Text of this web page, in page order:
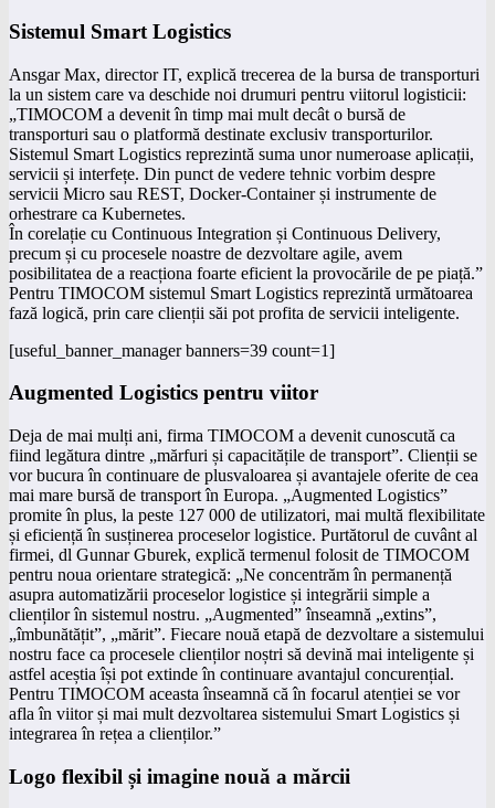
Sistemul Smart Logistics
Ansgar Max, director IT, explică trecerea de la bursa de transporturi
la un sistem care va deschide noi drumuri pentru viitorul logisticii:
„TIMOCOM a devenit în timp mai mult decât o bursă de
transporturi sau o platformă destinate exclusiv transporturilor.
Sistemul Smart Logistics reprezintă suma unor numeroase aplicații,
servicii și interfețe. Din punct de vedere tehnic vorbim despre
servicii Micro sau REST, Docker-Container și instrumente de
orhestrare ca Kubernetes.
În corelație cu Continuous Integration și Continuous Delivery,
precum și cu procesele noastre de dezvoltare agile, avem
posibilitatea de a reacționa foarte eficient la provocările de pe piață.”
Pentru TIMOCOM sistemul Smart Logistics reprezintă următoarea
fază logică, prin care clienții săi pot profita de servicii inteligente.
[useful_banner_manager banners=39 count=1]
Augmented Logistics pentru viitor
Deja de mai mulți ani, firma TIMOCOM a devenit cunoscută ca
fiind legătura dintre „mărfuri și capacitățile de transport”. Clienții se
vor bucura în continuare de plusvaloarea și avantajele oferite de cea
mai mare bursă de transport în Europa. „Augmented Logistics”
promite în plus, la peste 127 000 de utilizatori, mai multă flexibilitate
și eficiență în susținerea proceselor logistice. Purtătorul de cuvânt al
firmei, dl Gunnar Gburek, explică termenul folosit de TIMOCOM
pentru noua orientare strategică: „Ne concentrăm în permanență
asupra automatizării proceselor logistice și integrării simple a
clienților în sistemul nostru. „Augmented” înseamnă „extins”,
„îmbunătățit”, „mărit”. Fiecare nouă etapă de dezvoltare a sistemului
nostru face ca procesele clienților noștri să devină mai inteligente și
astfel aceștia își pot extinde în continuare avantajul concurențial.
Pentru TIMOCOM aceasta înseamnă că în focarul atenției se vor
afla în viitor și mai mult dezvoltarea sistemului Smart Logistics și
integrarea în rețea a clienților.”
Logo flexibil și imagine nouă a mărcii